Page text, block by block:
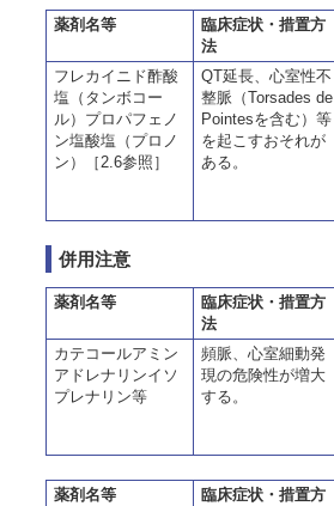
薬剤名等
臨床症状・措置方
法
フレカイニド酢酸
塩（タンボコー
ル）プロパフェノ
ン塩酸塩（プロノ
ン）［2.6参照］
QT延長、心室性不
整脈（Torsades de
Pointesを含む）等
を起こすおそれが
ある。
併用注意
薬剤名等
臨床症状・措置方
法
カテコールアミン
アドレナリンイソ
プレナリン等
頻脈、心室細動発
現の危険性が増大
する。
薬剤名等
臨床症状・措置方